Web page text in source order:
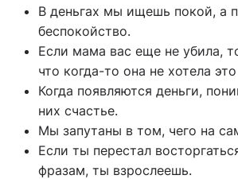
В деньгах мы ищешь покой, а
беспокойство.
Если мама вас еще не убила,
что когда-то она не хотела
Когда появляются деньги,
них счастье.
Мы запутаны в том, чего на
Если ты перестал
фразам, ты взрослеешь.